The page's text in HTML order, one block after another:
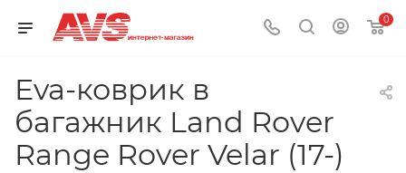
0
Eva-коврик в
багажник Land Rover
Range Rover Velar (17-)